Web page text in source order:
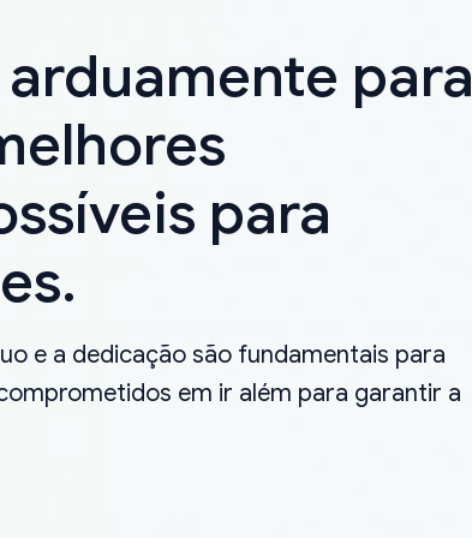
para
para
e a dedicação são fundamentais para
em ir além para garantir a